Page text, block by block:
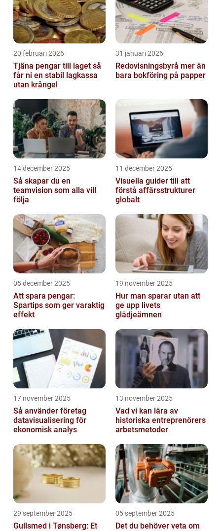
20 februari 2026
Tjäna pengar till laget så
får ni en stabil lagkassa
utan krångel
31 januari 2026
Redovisningsbyrå mer än
bara bokföring på papper
14 december 2025
Så skapar du en
teamvision som alla vill
följa
11 december 2025
Visuella guider till att
förstå affärsstrukturer
globalt
05 december 2025
Att spara pengar:
Spartips som ger varaktig
effekt
19 november 2025
Hur man sparar utan att
ge upp livets
glädjeämnen
17 november 2025
Så använder företag
datavisualisering för
ekonomisk analys
13 november 2025
Vad vi kan lära av
historiska entreprenörers
arbetsmetoder
29 september 2025
Gullsmed i Tønsberg: Et
05 september 2025
Det du behöver veta om